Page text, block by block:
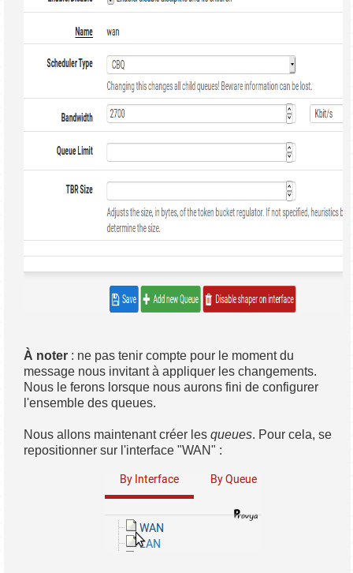
À noter : ne pas tenir compte pour le moment du
message nous invitant à appliquer les changements.
Nous le ferons lorsque nous aurons fini de configurer
l'ensemble des queues.
Nous allons maintenant créer lesqueues. Pour cela, se
repositionner sur l'interface "WAN" :